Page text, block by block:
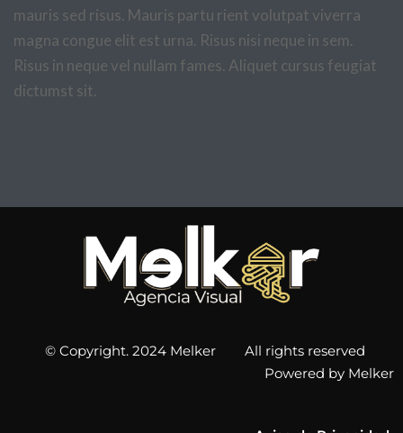
mauris sed risus. Mauris partu rient volutpat viverra
magna congue elit est urna. Risus nisi neque in sem.
Risus in neque vel nullam fames. Aliquet cursus feugiat
dictumst sit.
© Copyright. 2024 Melker All rights reserved
Powered by Melker